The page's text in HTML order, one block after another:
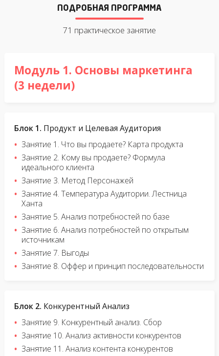
ПОДРОБНАЯ ПРОГРАММА
71 практическое занятие
Модуль 1. Основы маркетинга
(3 недели)
Блок 1. Продукт и Целевая Аудитория
Занятие 1. Что вы продаете? Карта продукта
Занятие 2. Кому вы продаете? Формула
идеального клиента
Занятие 3. Метод Персонажей
Занятие 4. Температура Аудитории. Лестница
Ханта
Занятие 5. Анализ потребностей по базе
Занятие 6. Анализ потребностей по открытым
источникам
Занятие 7. Выгоды
Занятие 8. Оффер и принцип последовательности
Блок 2. Конкурентный Анализ
Занятие 9. Конкурентный анализ. Сбор
Занятие 10. Анализ активности конкурентов
Занятие 11. Анализ контента конкурентов